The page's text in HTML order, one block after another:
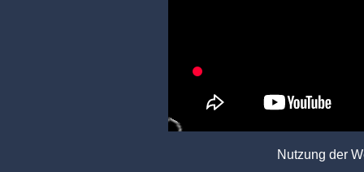
Nutzung der